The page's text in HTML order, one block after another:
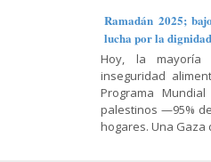
Shiismo
Oración-
Súplica
Filosofía-
Gnosis
Lamentación
y
celebración
Recitación
del Corán
Historia
El Shiismo y
las demás
escuelas
islámicas
El
Ramadán 2025;
lucha por la
Hoy, la mayoría
inseguridad
Programa
palestinos —95%
hogares. Una Gaza